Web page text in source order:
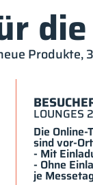
die
Produkte,
LOUNGES
Die
sind vor-
- Mit
- Ohne
je